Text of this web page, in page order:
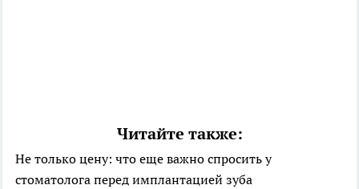
Читайте также:
Не только цену: что еще важно спросить у
стоматолога перед имплантацией зуба